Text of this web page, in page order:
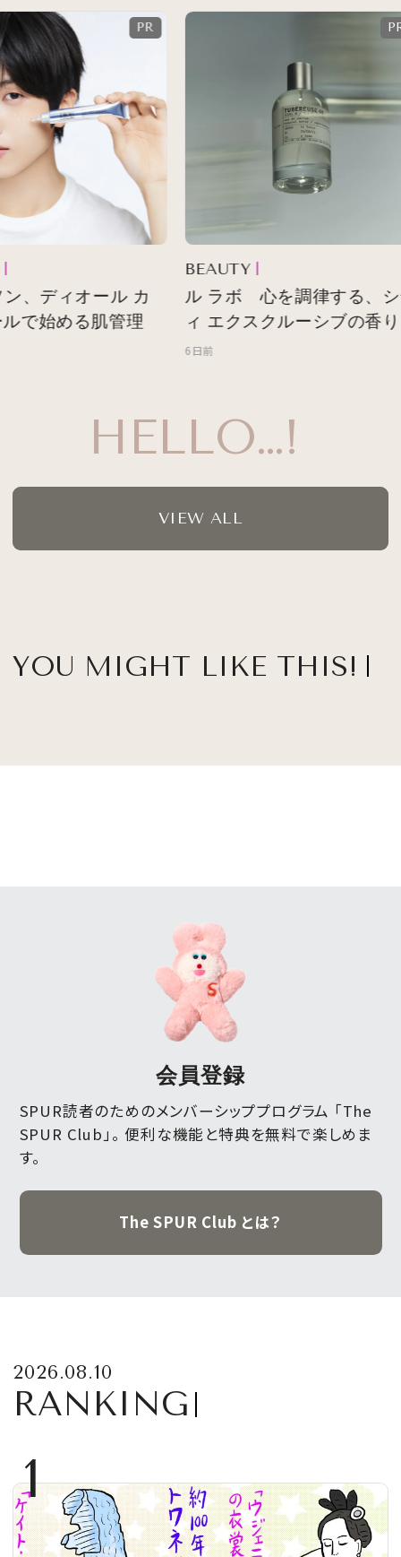
HELLO…!
、ディオール カ
で始める肌管理
BEAUTY
ル ラボ 心を調律する、シ
ィ エクスクルーシブの香り
6日前
VIEW ALL
YOU MIGHT LIKE THIS!
会員登録
SPUR読者のためのメンバーシッププログラム 「The
SPUR Club」。 便利な機能と特典を無料で楽しめま
す。
The SPUR Club とは？
2026.08.10
RANKING
1